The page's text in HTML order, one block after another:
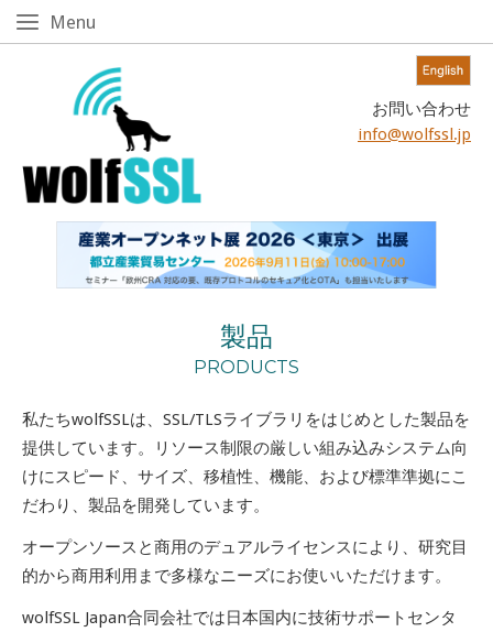
Skip
お問い合わせ
info@wolfssl.jp
Menu
製品
PRODUCTS
私たちwolfSSLは、SSL/TLSライブラリをはじめとした製品を
提供しています。リソース制限の厳しい組み込みシステム向
けにスピード、サイズ、移植性、機能、および標準準拠にこ
だわり、製品を開発しています。
オープンソースと商用のデュアルライセンスにより、研究目
的から商用利用まで多様なニーズにお使いいただけます。
wolfSSL Japan合同会社では日本国内に技術サポートセンタ